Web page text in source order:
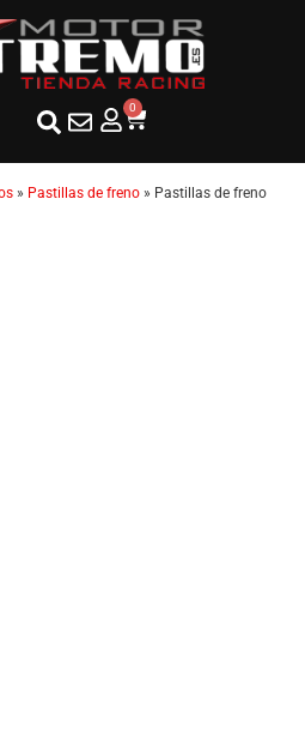
0
» Pastillas de freno » Pastillas de freno